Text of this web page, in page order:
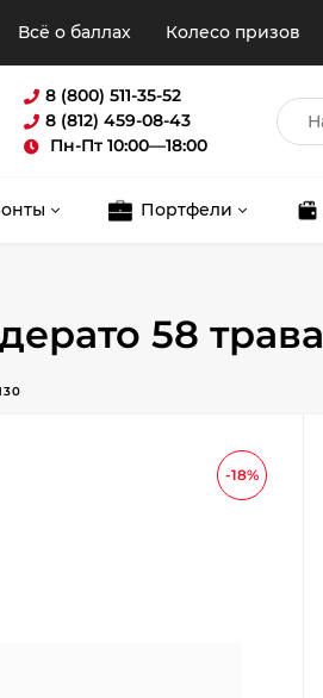
Всё о баллах Колесо призов
8 (800) 511-35-52
8 (812) 459-08-43
Пн-Пт 10:00—18:00
Портфели
58 трава
-18%